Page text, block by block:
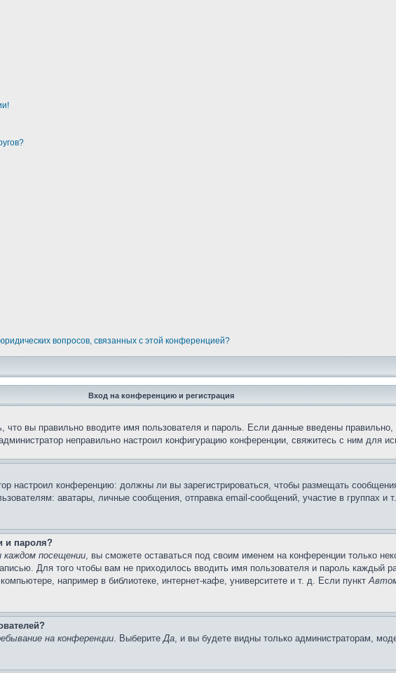
вопросов, связанных с этой конференцией?
Вход на конференцию и регистрация
вы правильно вводите имя пользователя и пароль. Если данные введены
неправильно настроил конфигурацию конференции, свяжитесь с ним для
настроил конференцию: должны ли вы зарегистрироваться, чтобы размещать
аватары, личные сообщения, отправка email-сообщений, участие в группах и
и пароля?
посещении, вы сможете оставаться под своим именем на конференции только
Для того чтобы вам не приходилось вводить имя пользователя и пароль каждый
например в библиотеке, интернет-кафе, университете и т. д. Если пункт
на конференции. ВыберитеДа, и вы будете видны только администраторам,